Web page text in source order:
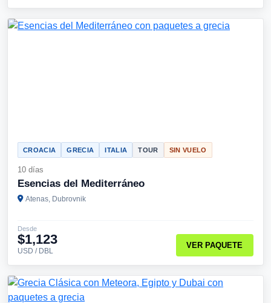
CROACIA GRECIA ITALIA TOUR SIN VUELO
10 días
Esencias del Mediterráneo
Atenas, Dubrovnik
Desde
$1,123
USD / DBL
VER PAQUETE